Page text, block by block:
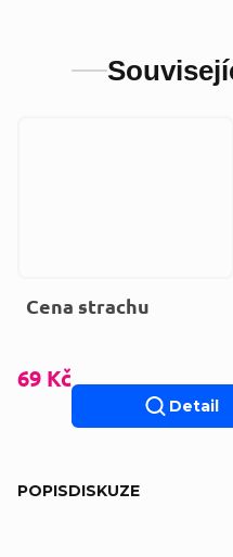
Cena strachu
69 Kč
Detail
POPISDISKUZE